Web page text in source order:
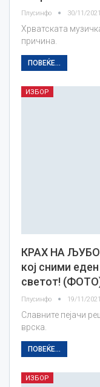
Плусинфо 30/11/2021
Хрватската
причина.
ПОВЕЌЕ...
ИЗБОР
КРАХ НА
кој сними
светот!
Плусинфо 19/11/2021
Славните пејачи
врска.
ПОВЕЌЕ...
ИЗБОР